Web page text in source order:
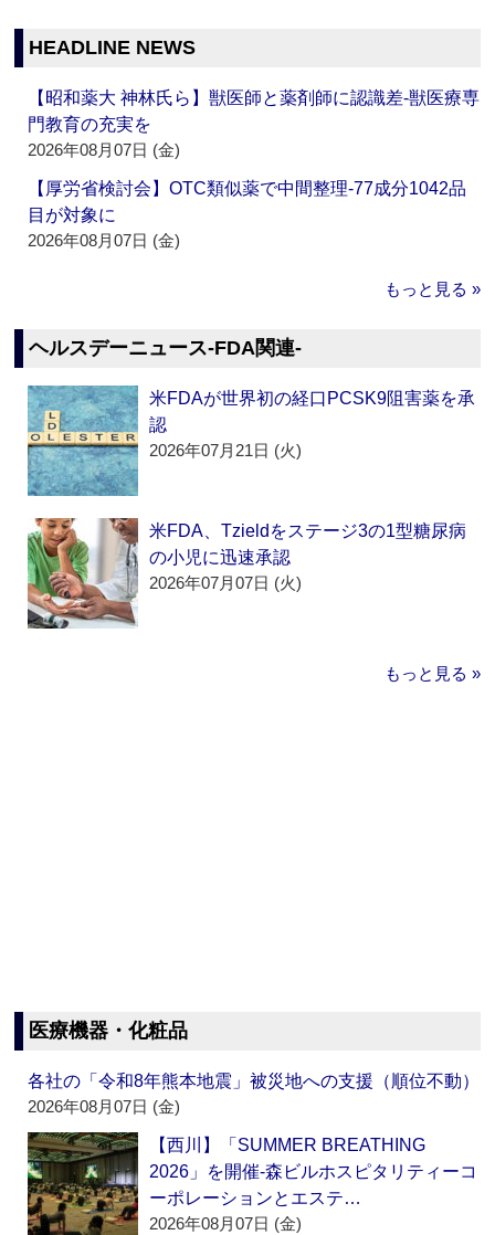
HEADLINE NEWS
【昭和薬大 神林氏ら】獣医師と薬剤師に認識差‐獣医療専
門教育の充実を
2026年08月07日 (金)
【厚労省検討会】OTC類似薬で中間整理‐77成分1042品
目が対象に
2026年08月07日 (金)
もっと見る »
ヘルスデーニュース‐FDA関連‐
米FDAが世界初の経口PCSK9阻害薬を承
認
2026年07月21日 (火)
米FDA、Tzieldをステージ3の1型糖尿病
の小児に迅速承認
2026年07月07日 (火)
もっと見る »
医療機器・化粧品
各社の「令和8年熊本地震」被災地への支援（順位不動）
2026年08月07日 (金)
【西川】「SUMMER BREATHING
2026」を開催‐森ビルホスピタリティーコ
ーポレーションとエステ…
2026年08月07日 (金)